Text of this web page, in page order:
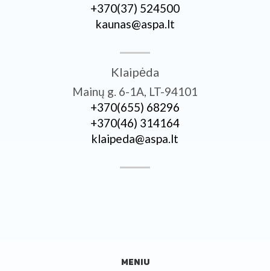
+370­(37) 524500
kaunas@aspa.lt
Klaipėda
Mainų g. 6-1A, LT-94101
+370­(655) 68296
+370­(46) 314164
klaipeda@aspa.lt
MENIU